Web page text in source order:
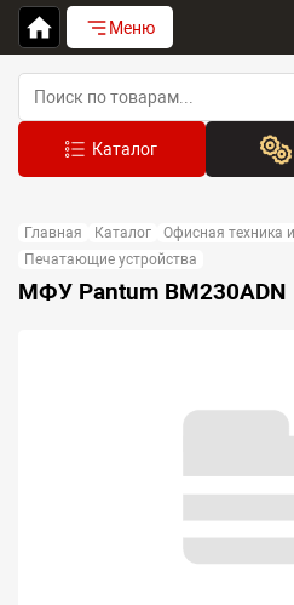
Меню
Выберите
Устройство:
Главная Каталог
Офисная техника
Печатающие устройства
МФУ Pantum BM230ADN